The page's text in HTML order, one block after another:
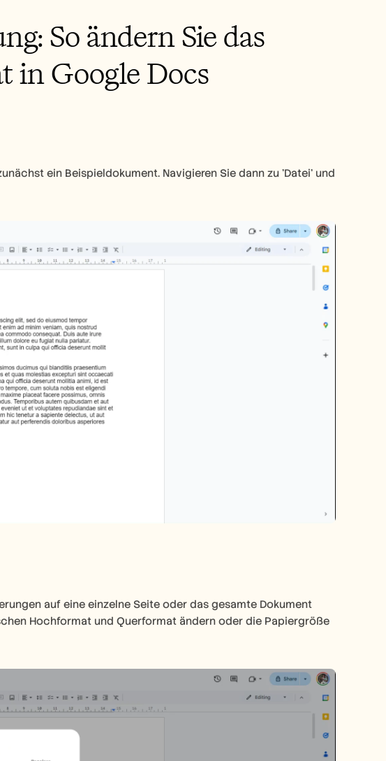
So ändern Sie das
in Google Docs
ein Beispieldokument. Navigieren Sie dann zu 'Datei' und
auf eine einzelne Seite oder das gesamte Dokument
Hochformat und Querformat ändern oder die Papiergröße